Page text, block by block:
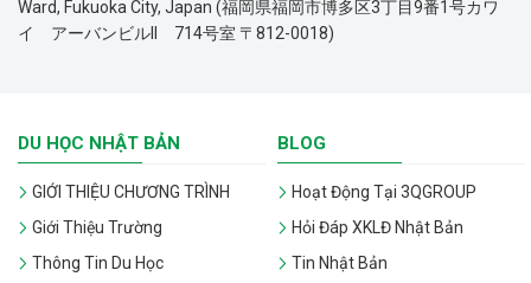
Ward, Fukuoka City, Japan (福岡県福岡市博多区3丁目9番1号カワ
イ アーバンビルII 714号室 〒812-0018)
DU HỌC NHẬT BẢN
GIỚI THIỆU CHƯƠNG TRÌNH
Giới Thiệu Trường
Thông Tin Du Học
BLOG
Hoạt Động Tại 3QGROUP
Hỏi Đáp XKLĐ Nhật Bản
Tin Nhật Bản